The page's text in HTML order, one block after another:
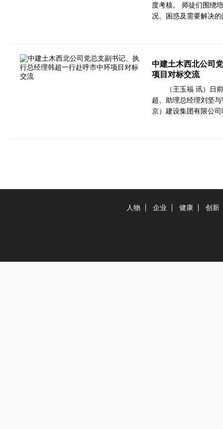
度考核。 师徒们围绕
况、困惑及需要解决
中建土木西北公司
项目对标交流
（王玉福 讯）日
超、助理总经理刘坚
京）建设集团有限公
人物 企业 健康 创新